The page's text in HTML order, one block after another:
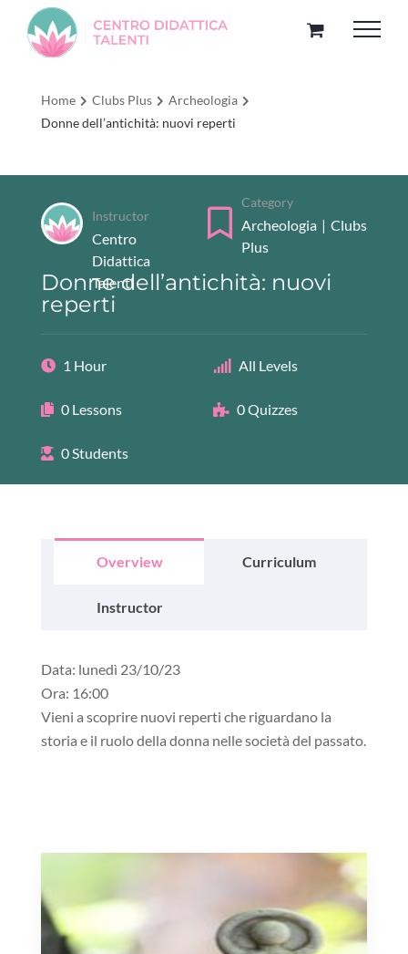
Salta
Home Clubs Plus
Archeologia
Donne dell’antichità: nuovi reperti
Instructor
Centro
Didattica
Talenti
Category
Archeologia | Clubs
Plus
Donne dell’antichità: nuovi
reperti
1 Hour All Levels
0 Lessons 0 Quizzes
0 Students
Overview Curriculum
Instructor
Data: lunedì 23/10/23
Ora: 16:00
Vieni a scoprire nuovi reperti che riguardano la
storia e il ruolo della donna nelle società del passato.